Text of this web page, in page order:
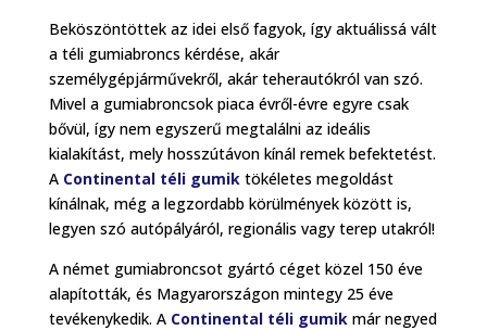
Beköszöntöttek az idei első fagyok, így aktuálissá vált
a téli gumiabroncs kérdése, akár
személygépjárművekről, akár teherautókról van szó.
Mivel a gumiabroncsok piaca évről-évre egyre csak
bővül, így nem egyszerű megtalálni az ideális
kialakítást, mely hosszútávon kínál remek befektetést.
A Continental téli gumiktökéletes megoldást
kínálnak, még a legzordabb körülmények között is,
legyen szó autópályáról, regionális vagy terep utakról!
A német gumiabroncsot gyártó céget közel 150 éve
alapították, és Magyarországon mintegy 25 éve
tevékenykedik. A Continental téli gumikmár negyed